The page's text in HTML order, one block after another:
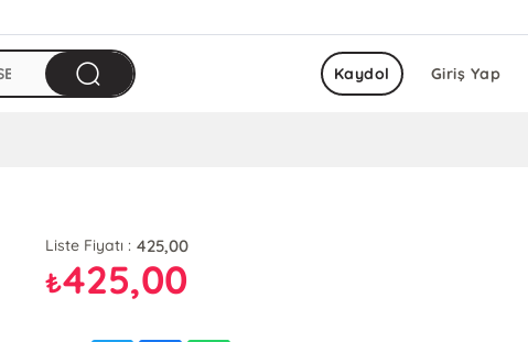
Giriş Yap
Kaydol
Liste Fiyatı : 425,00
₺425,00